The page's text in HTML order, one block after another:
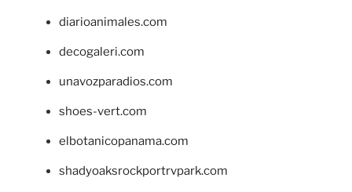
diarioanimales.com
decogaleri.com
unavozparadios.com
shoes-vert.com
elbotanicopanama.com
shadyoaksrockportrvpark.com